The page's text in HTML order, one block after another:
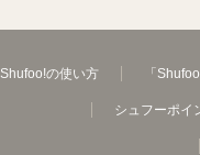
Shufoo!の使い方 「
シュフーポイ